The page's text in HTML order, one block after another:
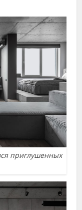
приглушенных